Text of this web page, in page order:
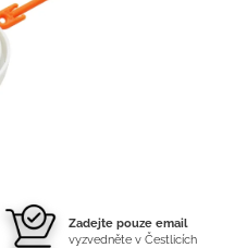
Zadejte pouze email
vyzvedněte v Čestlicích